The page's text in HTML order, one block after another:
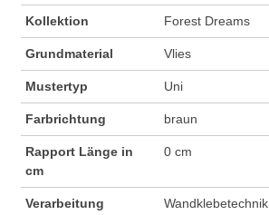
Kollektion Forest Dreams
Grundmaterial Vlies
Mustertyp Uni
Farbrichtung braun
Rapport Länge in
cm
0 cm
Verarbeitung Wandklebetechnik